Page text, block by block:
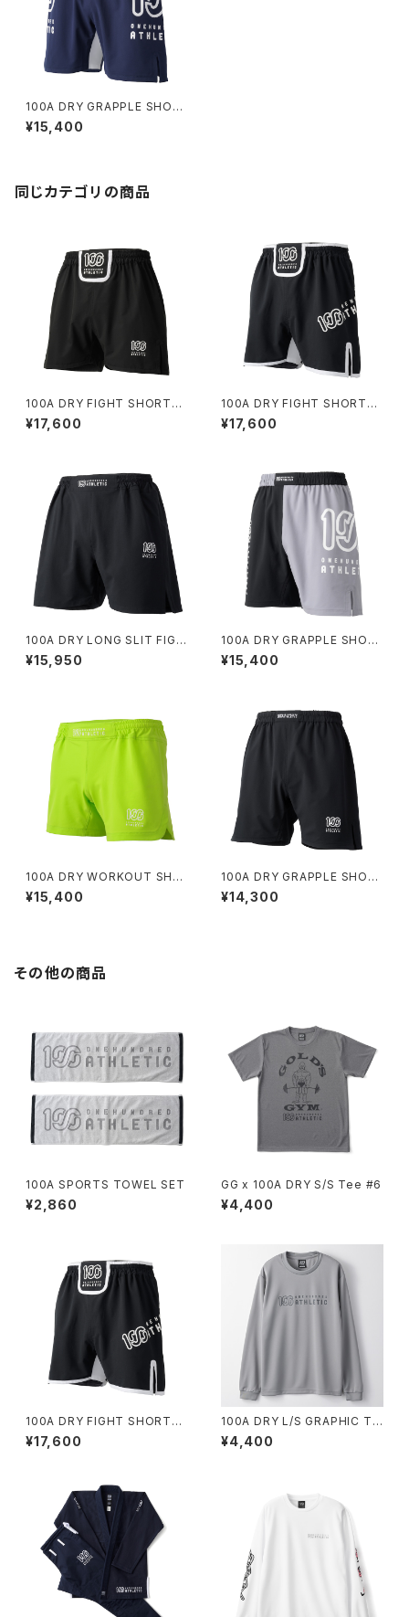
100A DRY GRAPPLE SHOR
TS *Type-A / BIG LOGO /
BICOLOR
¥15,400
同じカテゴリの商品
100A DRY FIGHT SHORTS
*Type-B
¥17,600
100A DRY FIGHT SHORTS
*Type-A
¥17,600
100A DRY LONG SLIT FIGH
T SHORTS *Type-A
¥15,950
100A DRY GRAPPLE SHOR
TS *Type-B / DUAL LOGO
/ BICOLOR
¥15,400
100A DRY WORKOUT SHO
RTS *Type-A
¥15,400
100A DRY GRAPPLE SHOR
TS *3G Type-C(SMALL LO
GO)
¥14,300
その他の商品
100A SPORTS TOWEL SET
¥2,860
GG x 100A DRY S/S Tee #6
¥4,400
100A DRY FIGHT SHORTS
*Type-A
¥17,600
100A DRY L/S GRAPHIC TO
P *Type-A
¥4,400